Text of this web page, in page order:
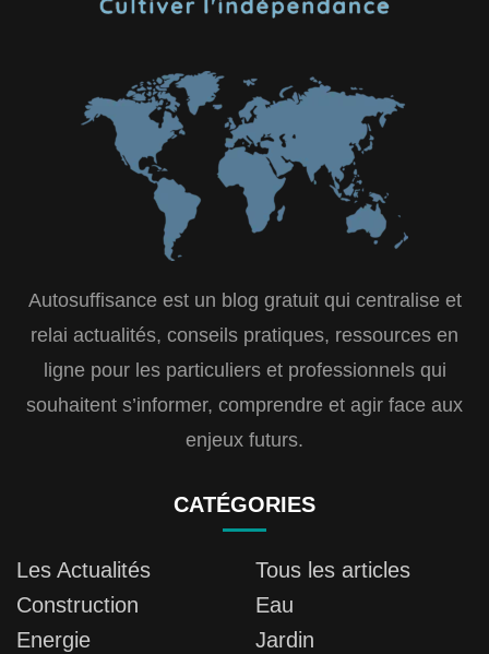
Autosuffisance est un blog gratuit qui centralise et
relai actualités, conseils pratiques, ressources en
ligne pour les particuliers et professionnels qui
souhaitent s’informer, comprendre et agir face aux
enjeux futurs.
CATÉGORIES
Les Actualités
Tous les articles
Construction
Eau
Energie
Jardin